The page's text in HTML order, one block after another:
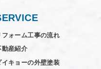
フォーム工事の流れ
動産紹介
イキョーの外壁塗装